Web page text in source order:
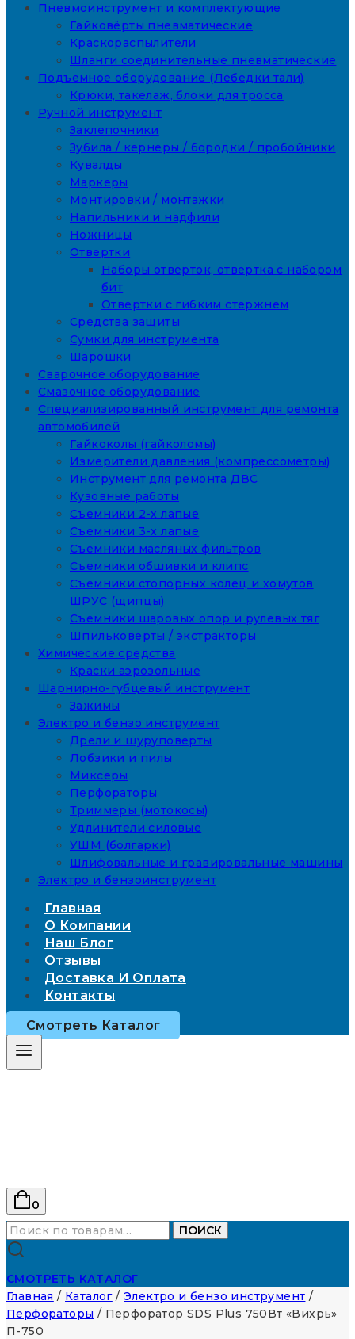
Пневмоинструмент и комплектующие
Гайковёрты пневматические
Краскораспылители
Шланги соединительные пневматические
Подъемное оборудование (Лебедки тали)
Крюки, такелаж, блоки для тросса
Ручной инструмент
Заклепочники
Зубила / кернеры / бородки / пробойники
Кувалды
Маркеры
Монтировки / монтажки
Напильники и надфили
Ножницы
Отвертки
Наборы отверток, отвертка с набором
бит
Отвертки с гибким стержнем
Средства защиты
Сумки для инструмента
Шарошки
Сварочное оборудование
Смазочное оборудование
Специализированный инструмент для ремонта
автомобилей
Гайкоколы (гайколомы)
Измерители давления (компрессометры)
Инструмент для ремонта ДВС
Кузовные работы
Съемники 2-х лапые
Съемники 3-х лапые
Съемники масляных фильтров
Съемники обшивки и клипс
Съемники стопорных колец и хомутов
ШРУС (щипцы)
Съемники шаровых опор и рулевых тяг
Шпильковерты / экстракторы
Химические средства
Краски аэрозольные
Шарнирно-губцевый инструмент
Зажимы
Электро и бензо инструмент
Дрели и шуруповерты
Лобзики и пилы
Миксеры
Перфораторы
Триммеры (мотокосы)
Удлинители силовые
УШМ (болгарки)
Шлифовальные и гравировальные машины
Электро и бензоинструмент
Главная
О Компании
Наш Блог
Отзывы
Доставка И Оплата
Контакты
Смотреть Каталог
0
Искать:
ПОИСК
СМОТРЕТЬ КАТАЛОГ
Главная / Каталог / Электро и бензо инструмент /
Перфораторы / Перфоратор SDS Plus 750Вт «Вихрь»
П-750